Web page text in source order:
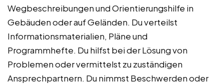
Wegbeschreibungen und Orientierungshilfe in
Gebäuden oder auf Geländen. Du verteilst
Informationsmaterialien, Pläne und
Programmhefte. Du hilfst bei der Lösung von
Problemen oder vermittelst zu zuständigen
Ansprechpartnern. Du nimmst Beschwerden oder